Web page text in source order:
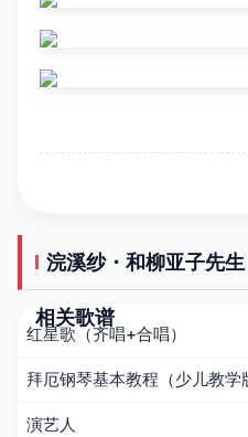
浣溪纱・和柳亚子先生
相关歌谱
红星歌（齐唱+合唱）
拜厄钢琴基本教程（少儿教学
演艺人